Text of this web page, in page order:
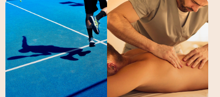
actividades dirigidas en
DUIN SPORTS CLUB:
Pilates, Zumba,
BodyPump y más.
Mejora tu salud y
bienestar con
disfruta de nuestras
clases de natación en
DUIN SPORTS CLUB.
Para todas las edades y
niveles, con
entrenadores expertos.